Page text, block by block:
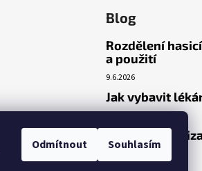
Odmítnout Souhlasím
Blog
Rozdělení
a použití
9.6.2026
Jak vybavit
Venkovní